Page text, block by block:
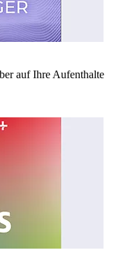
auf Ihre Aufenthalte